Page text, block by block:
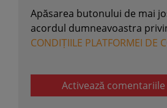
Apăsarea butonului de mai
acordul dumneavoastra
CONDIȚIILE PLATFORMEI DE
Activează comentariile